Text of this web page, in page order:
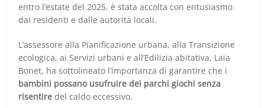
entro l’estate del 2025, è stata accolta con entusiasmo
dai residenti e dalle autorità locali.
L’assessore alla Pianificazione urbana, alla Transizione
ecologica, ai Servizi urbani e all’Edilizia abitativa, Laia
Bonet, ha sottolineato l’importanza di garantire che i
bambini possano usufruire dei parchi giochi senza
risentire del caldo eccessivo.